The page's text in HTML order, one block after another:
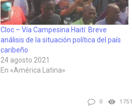
Cloc – Vía Campesina Haití: Breve
análisis de la situación política del país
caribeño
24 agosto 2021
En «América Latina»
0 1751